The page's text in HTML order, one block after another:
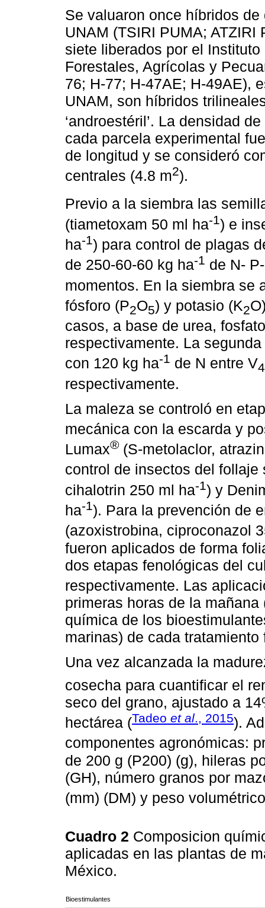
Se valuaron once híbridos
UNAM (TSIRI PUMA;
siete liberados por el
Forestales, Agrícolas y
76; H-77; H-47AE; H-49AE),
UNAM, son híbridos
‘androestéril’. La densidad
cada parcela experimental
de longitud y se consideró
centrales (4.8 m2).
Previo a la siembra las
(tiametoxam 50 ml ha-1) e
ha-1) para control de plagas
de 250-60-60 kg ha-1 de N-
momentos. En la siembra se
fósforo (P2O5) y potasio (K2
casos, a base de urea,
respectivamente. La
con 120 kg ha-1 de N entre V4
respectivamente.
La maleza se controló en
mecánica con la escarda y
Lumax® (S-metolaclor,
control de insectos del follaje
cihalotrin 250 ml ha-1) y
ha-1). Para la prevención de
(azoxistrobina, ciproconazol
fueron aplicados de forma
dos etapas fenológicas del
respectivamente. Las
primeras horas de la
química de los
marinas) de cada
Una vez alcanzada la
cosecha para cuantificar el
seco del grano, ajustado a
hectárea (Tadeo et al., 2015).
componentes agronómicas:
de 200 g (P200) (g), hileras
(GH), número granos por
(mm) (DM) y peso
Cuadro 2 Composicion
aplicadas en las plantas de
México.
Bioestimulantes